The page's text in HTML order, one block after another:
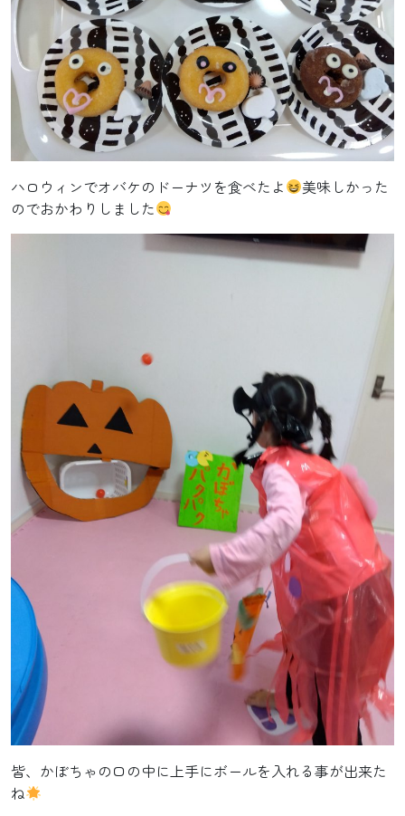
ハロウィンでオバケのドーナツを食べたよ
美味しかった
のでおかわりしました
皆、かぼちゃの口の中に上手にボールを入れる事が出来た
ね